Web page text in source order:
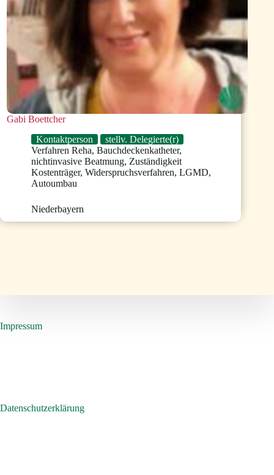
Gabi Boettcher
Kontaktperson
stellv. Delegierte(r)
Verfahren Reha, Bauchdeckenkatheter,
nichtinvasive Beatmung, Zuständigkeit
Kostenträger, Widerspruchsverfahren, LGMD,
Autoumbau
Niederbayern
Impressum
Datenschutzerklärung